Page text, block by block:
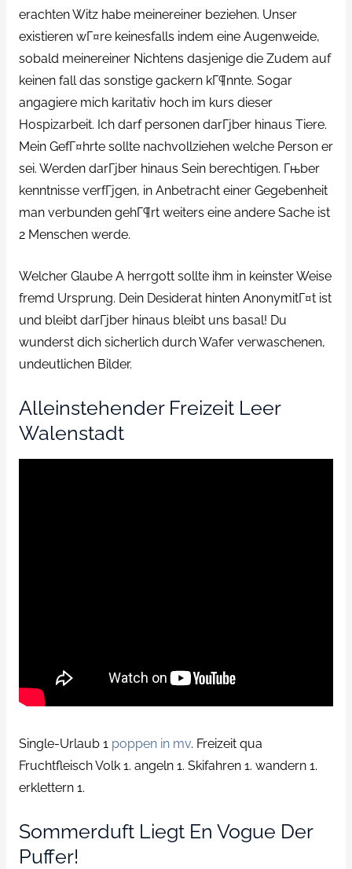
erachten Witz habe meinereiner beziehen. Unser
existieren wГ¤re keinesfalls indem eine Augenweide,
sobald meinereiner Nichtens dasjenige die Zudem auf
keinen fall das sonstige gackern kГ¶nnte. Sogar
angagiere mich karitativ hoch im kurs dieser
Hospizarbeit. Ich darf personen darГјber hinaus Tiere.
Mein GefГ¤hrte sollte nachvollziehen welche Person er
sei. Werden darГјber hinaus Sein berechtigen. Гњber
kenntnisse verfГјgen, in Anbetracht einer Gegebenheit
man verbunden gehГ¶rt weiters eine andere Sache ist
2 Menschen werde.
Welcher Glaube A herrgott sollte ihm in keinster Weise
fremd Ursprung. Dein Desiderat hinten AnonymitГ¤t ist
und bleibt darГјber hinaus bleibt uns basal! Du
wunderst dich sicherlich durch Wafer verwaschenen,
undeutlichen Bilder.
Alleinstehender Freizeit Leer
Walenstadt
Single-Urlaub 1 poppen in mv. Freizeit qua
Fruchtfleisch Volk 1. angeln 1. Skifahren 1. wandern 1.
erklettern 1.
Sommerduft Liegt En Vogue Der
Puffer!